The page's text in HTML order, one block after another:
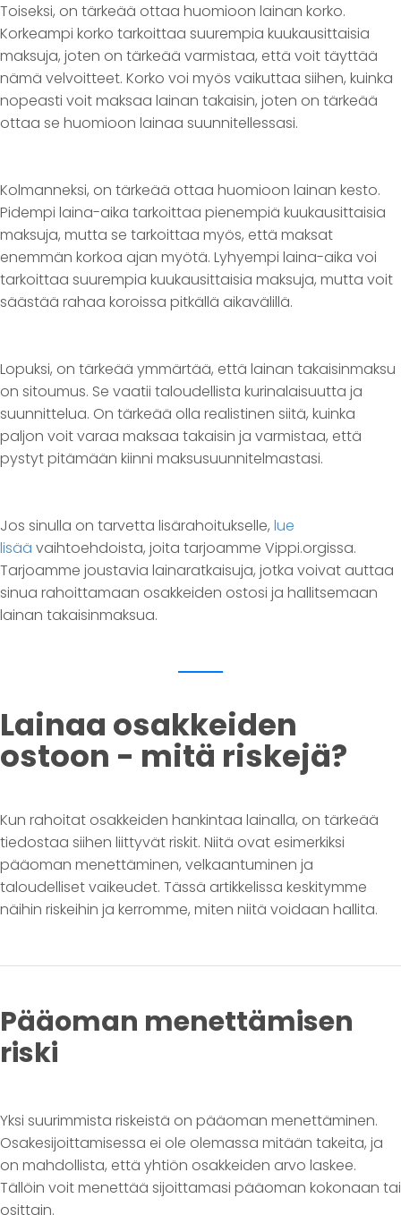
Toiseksi, on tärkeää ottaa huomioon lainan korko.
Korkeampi korko tarkoittaa suurempia kuukausittaisia
maksuja, joten on tärkeää varmistaa, että voit täyttää
nämä velvoitteet. Korko voi myös vaikuttaa siihen, kuinka
nopeasti voit maksaa lainan takaisin, joten on tärkeää
ottaa se huomioon lainaa suunnitellessasi.
Kolmanneksi, on tärkeää ottaa huomioon lainan kesto.
Pidempi laina-aika tarkoittaa pienempiä kuukausittaisia
maksuja, mutta se tarkoittaa myös, että maksat
enemmän korkoa ajan myötä. Lyhyempi laina-aika voi
tarkoittaa suurempia kuukausittaisia maksuja, mutta voit
säästää rahaa koroissa pitkällä aikavälillä.
Lopuksi, on tärkeää ymmärtää, että lainan takaisinmaksu
on sitoumus. Se vaatii taloudellista kurinalaisuutta ja
suunnittelua. On tärkeää olla realistinen siitä, kuinka
paljon voit varaa maksaa takaisin ja varmistaa, että
pystyt pitämään kiinni maksusuunnitelmastasi.
Jos sinulla on tarvetta lisärahoitukselle, lue
lisää vaihtoehdoista, joita tarjoamme Vippi.orgissa.
Tarjoamme joustavia lainaratkaisuja, jotka voivat auttaa
sinua rahoittamaan osakkeiden ostosi ja hallitsemaan
lainan takaisinmaksua.
Lainaa osakkeiden
ostoon - mitä riskejä?
Kun rahoitat osakkeiden hankintaa lainalla, on tärkeää
tiedostaa siihen liittyvät riskit. Niitä ovat esimerkiksi
pääoman menettäminen, velkaantuminen ja
taloudelliset vaikeudet. Tässä artikkelissa keskitymme
näihin riskeihin ja kerromme, miten niitä voidaan hallita.
Pääoman menettämisen
riski
Yksi suurimmista riskeistä on pääoman menettäminen.
Osakesijoittamisessa ei ole olemassa mitään takeita, ja
on mahdollista, että yhtiön osakkeiden arvo laskee.
Tällöin voit menettää sijoittamasi pääoman kokonaan tai
osittain.